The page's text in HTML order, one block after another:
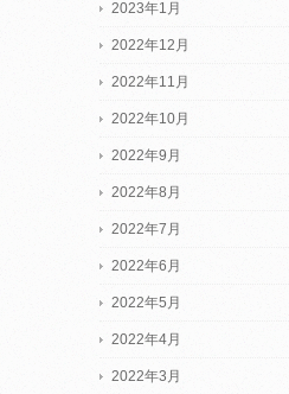
2023年1月
2022年12月
2022年11月
2022年10月
2022年9月
2022年8月
2022年7月
2022年6月
2022年5月
2022年4月
2022年3月